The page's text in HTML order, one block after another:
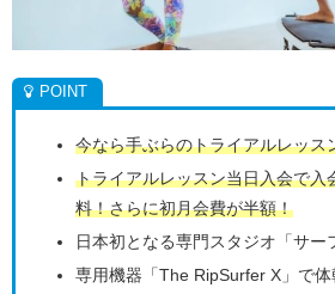
今なら手ぶらのトライアルレッス
トライアルレッスン当日入会で入
料！さらに初月会費が半額！
日本初となる専門スタジオ「サー
専用機器「The RipSurfer X」で